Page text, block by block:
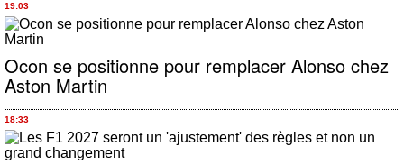
19:03
Ocon se positionne pour remplacer Alonso chez
Aston Martin
18:33